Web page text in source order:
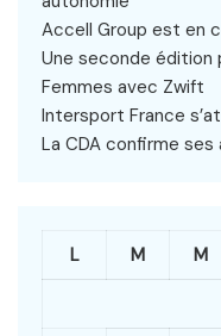
Accell Group est en
Une seconde édition
Femmes avec Zwift
Intersport France
La CDA confirme
L M M